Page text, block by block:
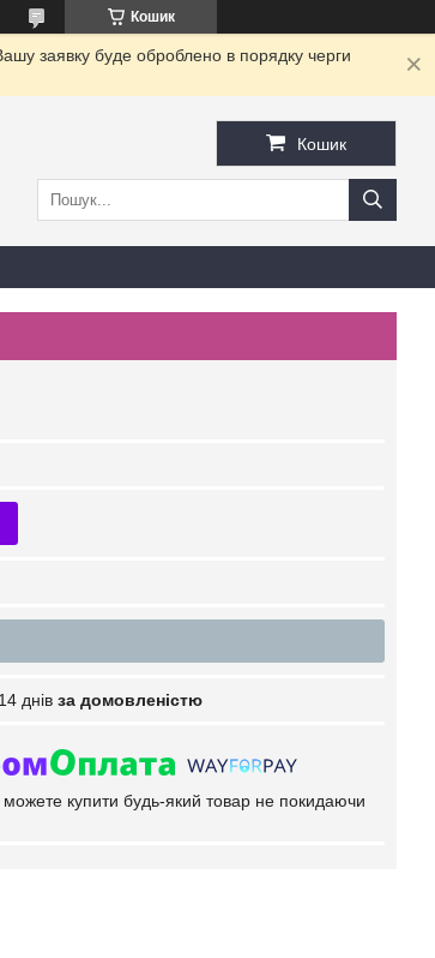
Кошик
заявку буде оброблено в порядку черги
Кошик
днів за домовленістю
можете купити будь-який товар не покидаючи